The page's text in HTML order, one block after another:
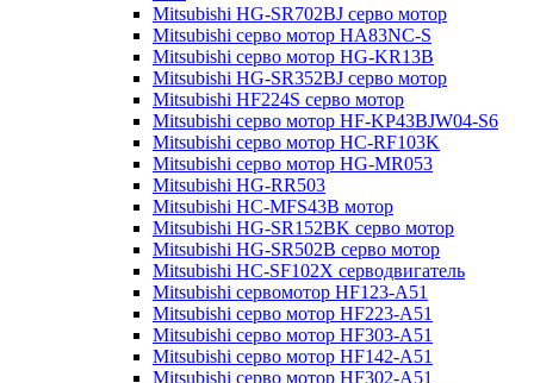
Mitsubishi HG-SR702BJ серво мотор
Mitsubishi серво мотор HA83NC-S
Mitsubishi серво мотор HG-KR13B
Mitsubishi HG-SR352BJ серво мотор
Mitsubishi HF224S серво мотор
Mitsubishi серво мотор HF-KP43BJW04-S6
Mitsubishi серво мотор HC-RF103K
Mitsubishi серво мотор HG-MR053
Mitsubishi HG-RR503
Mitsubishi HC-MFS43B мотор
Mitsubishi HG-SR152BK серво мотор
Mitsubishi HG-SR502B серво мотор
Mitsubishi HC-SF102X серводвигатель
Mitsubishi сервомотор HF123-A51
Mitsubishi серво мотор HF223-A51
Mitsubishi серво мотор HF303-A51
Mitsubishi серво мотор HF142-A51
Mitsubishi серво мотор HF302-A51